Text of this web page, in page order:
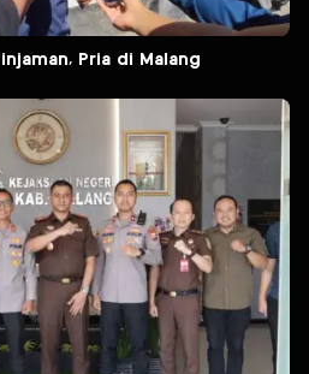
Pria di Malang